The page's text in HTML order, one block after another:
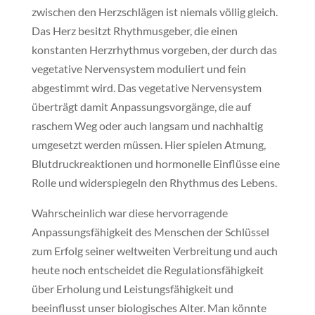
zwischen den Herzschlägen ist niemals völlig gleich.
Das Herz besitzt Rhythmusgeber, die einen
konstanten Herzrhythmus vorgeben, der durch das
vegetative Nervensystem moduliert und fein
abgestimmt wird. Das vegetative Nervensystem
überträgt damit Anpassungsvorgänge, die auf
raschem Weg oder auch langsam und nachhaltig
umgesetzt werden müssen. Hier spielen Atmung,
Blutdruckreaktionen und hormonelle Einflüsse eine
Rolle und widerspiegeln den Rhythmus des Lebens.
Wahrscheinlich war diese hervorragende
Anpassungsfähigkeit des Menschen der Schlüssel
zum Erfolg seiner weltweiten Verbreitung und auch
heute noch entscheidet die Regulationsfähigkeit
über Erholung und Leistungsfähigkeit und
beeinflusst unser biologisches Alter. Man könnte